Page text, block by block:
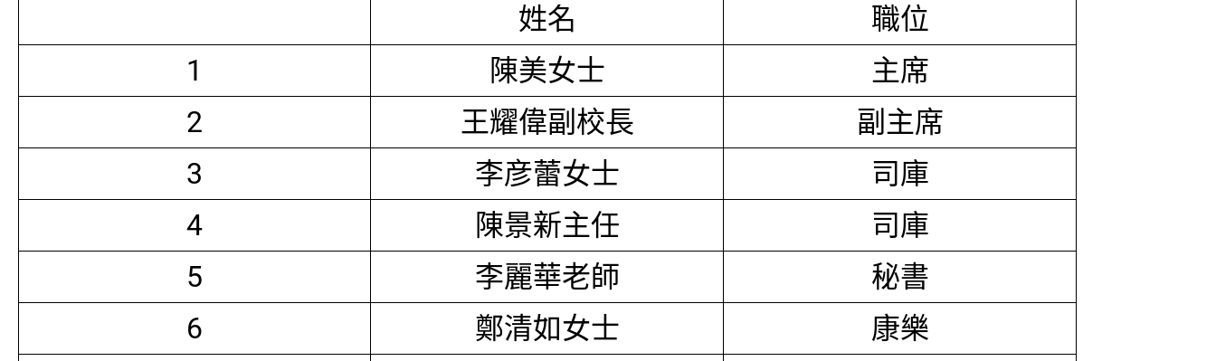
姓名
職位
1
陳美女士
主席
2
王耀偉副校長
副主席
3
李彦蕾女士
司庫
4
陳景新主任
司庫
5
李麗華老師
秘書
6
鄭清如女士
康樂